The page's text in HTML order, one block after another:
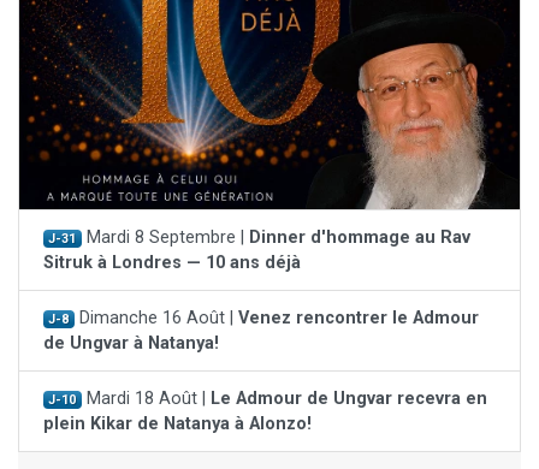
J-31 Mardi 8 Septembre |
Dinner d'hommage au Rav
Sitruk à Londres — 10 ans déjà
J-8 Dimanche 16 Août | Venez rencontrer le Admour
de Ungvar à Natanya!
J-10 Mardi 18 Août |
Le Admour de Ungvar recevra en
plein Kikar de Natanya à Alonzo!